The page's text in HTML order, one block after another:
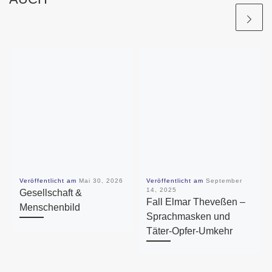
Veröffentlicht am Mai 30, 2026
Gesellschaft &
Menschenbild
Veröffentlicht am September
14, 2025
Fall Elmar Theveßen –
Sprachmasken und
Täter-Opfer-Umkehr